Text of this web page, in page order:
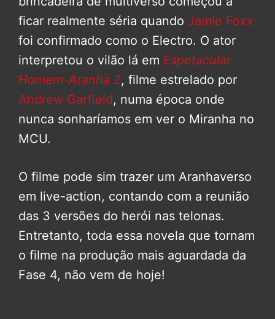
ficar realmente séria quando Jamie Foxx
foi confirmado como o Electro. O ator
interpretou o vilão lá em Espetacular
Homem-Aranha 2, filme estrelado por
Andrew Garfield, numa época onde
nunca sonharíamos em ver o Miranha no
MCU.
O filme pode sim trazer um Aranhaverso
em live-action, contando com a reunião
das 3 versões do herói nas telonas.
Entretanto, toda essa novela que tornam
o filme na produção mais aguardada da
Fase 4, não vem de hoje!